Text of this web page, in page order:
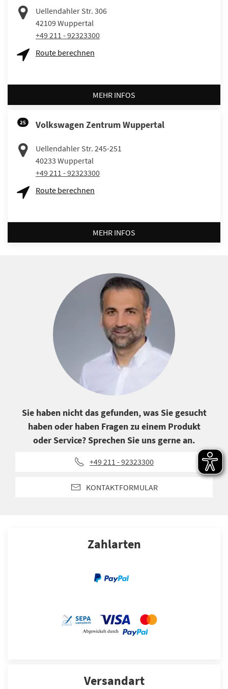
Uellendahler Str. 306
42109Wuppertal
+49 211 - 92323300
Route berechnen
MEHR INFOS
25 Volkswagen Zentrum Wuppertal
Uellendahler Str. 245-251
40233 Wuppertal
+49 211 - 92323300
Route berechnen
MEHR INFOS
Sie haben nicht das gefunden, was Sie gesucht
haben oder haben Fragen zu einem Produkt
oder Service? Sprechen Sie uns gerne an.
+49 211 - 92323300
KONTAKTFORMULAR
Zahlarten
Versandart